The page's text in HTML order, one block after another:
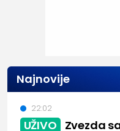
Najnovije
UŽIVO Zvezda
22:02